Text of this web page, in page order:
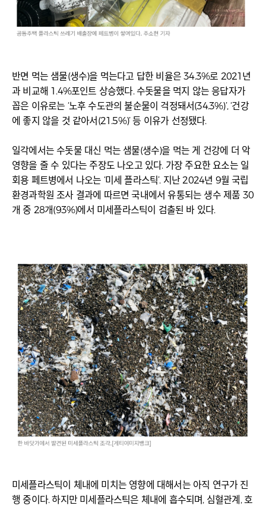
반면 먹는 샘물(생수)을 먹는다고 답한 비율은 34.3%로 2021년
과 비교해 1.4%포인트 상승했다. 수돗물을 먹지 않는 응답자가
꼽은 이유로는 ‘노후 수도관의 불순물이 걱정돼서(34.3%)’, ‘건강
에 좋지 않을 것 같아서(21.5%)’ 등 이유가 선정됐다.
일각에서는 수돗물 대신 먹는 샘물(생수)을 먹는 게 건강에 더 악
영향을 줄 수 있다는 주장도 나오고 있다. 가장 주요한 요소는 일
회용 페트병에서 나오는 ‘미세 플라스틱’. 지난 2024년 9월 국립
환경과학원 조사 결과에 따르면 국내에서 유통되는 생수 제품 30
개 중 28개(93%)에서 미세플라스틱이 검출된 바 있다.
미세플라스틱이 체내에 미치는 영향에 대해서는 아직 연구가 진
행 중이다. 하지만 미세플라스틱은 체내에 흡수되며, 심혈관계, 호